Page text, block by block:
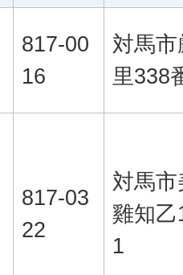
817-00
16
対馬
里338
817-03
22
対馬
雞知
1